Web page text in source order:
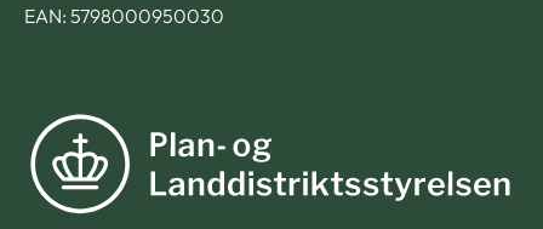
EAN: 5798000950030